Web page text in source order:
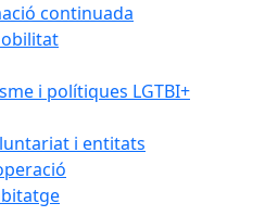
continuada
i polítiques LGTBI+
i entitats